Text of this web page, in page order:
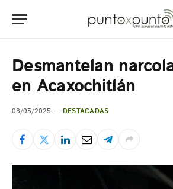
Desmantelan
en Acaxochitlán
03/05/2025 DESTACADAS